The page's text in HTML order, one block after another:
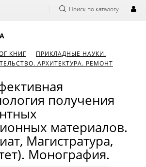
Поиск по каталогу
КНИГ
ПРИКЛАДНЫЕ НАУКИ.
АРХИТЕКТУРА. РЕМОНТ
получения
материалов.
Магистратура,
Монография.